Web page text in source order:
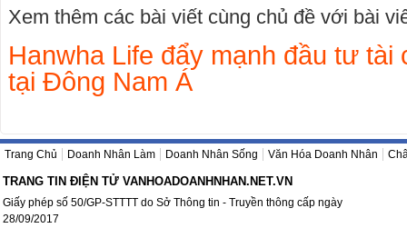
Xem thêm các bài viết cùng chủ đề với bài
Hanwha Life đẩy mạnh đầu tư tài
tại Đông Nam Á
Trang Chủ Doanh Nhân Làm Doanh Nhân Sống Văn Hóa Doanh Nhân
TRANG TIN ĐIỆN TỬ VANHOADOANHNHAN.NET.VN
Giấy phép số 50/GP-STTTT do Sở Thông tin - Truyền thông cấp ngày
28/09/2017